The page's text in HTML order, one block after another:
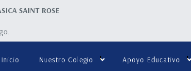
SAINT ROSE
Inicio Nuestro Colegio Apoyo Educativo